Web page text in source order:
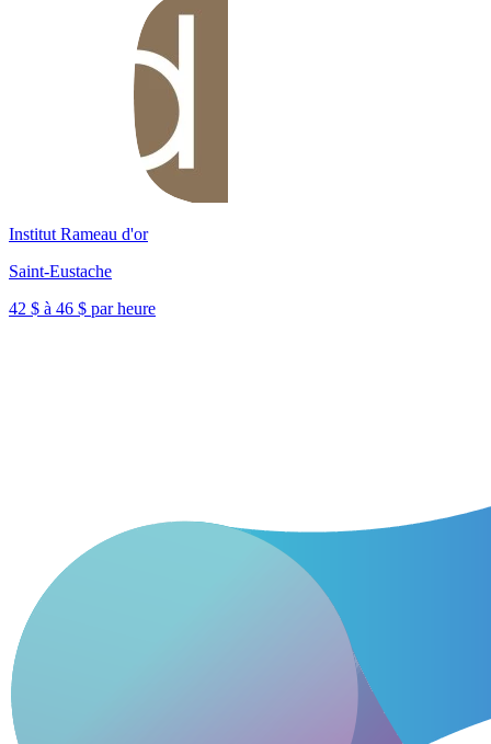
Institut Rameau d'or
Saint-Eustache
42 $ à 46 $ par heure